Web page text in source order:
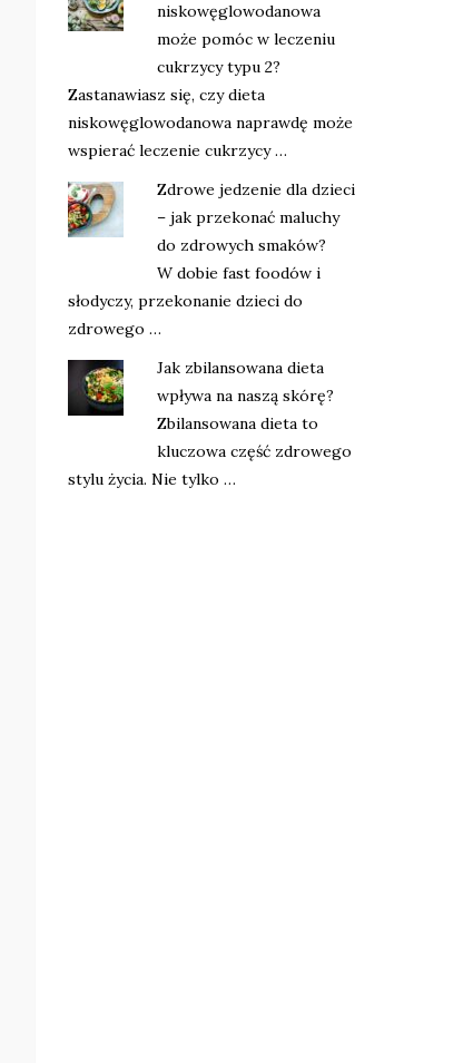
niskowęglowodanowa
może pomóc w leczeniu
cukrzycy typu 2?
Zastanawiasz się, czy dieta
niskowęglowodanowa naprawdę może
wspierać leczenie cukrzycy …
Zdrowe jedzenie dla dzieci
– jak przekonać maluchy
do zdrowych smaków?
W dobie fast foodów i
słodyczy, przekonanie dzieci do
zdrowego …
Jak zbilansowana dieta
wpływa na naszą skórę?
Zbilansowana dieta to
kluczowa część zdrowego
stylu życia. Nie tylko …